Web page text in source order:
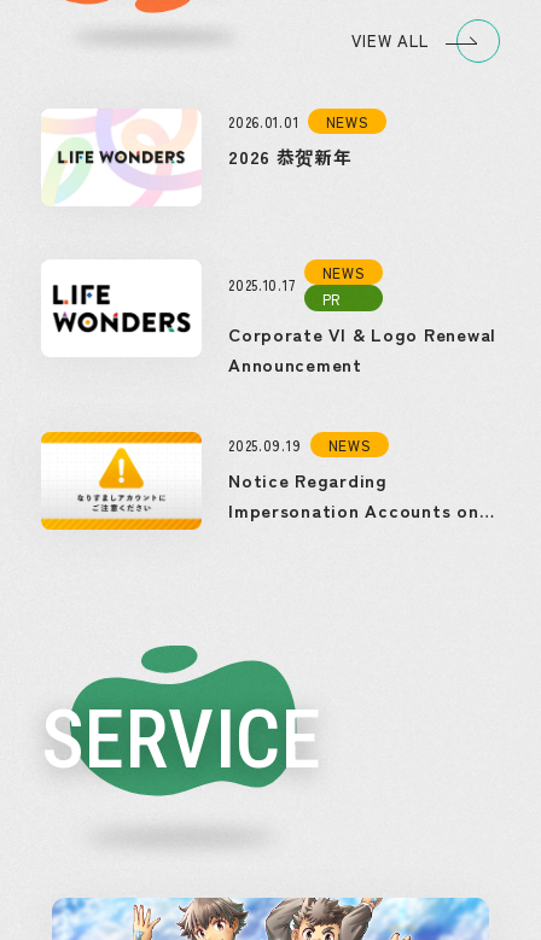
VIEW ALL
2026.01.01 NEWS
2026 恭贺新年
2025.10.17
NEWS
PR
Corporate VI & Logo Renewal
Announcement
2025.09.19 NEWS
Notice Regarding
Impersonation Accounts on
SERVICE